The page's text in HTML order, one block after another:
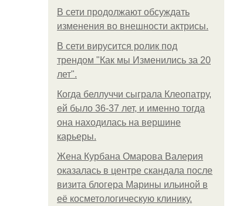
В сети продолжают обсуждать
изменения во внешности актрисы.
В сети вирусится ролик под
трендом "Как мы Изменились за 20
лет".
Когда беллуччи сыграла Клеопатру,
ей было 36-37 лет, и именно тогда
она находилась на вершине
карьеры.
Жена Курбана Омарова Валерия
оказалась в центре скандала после
визита блогера Марины ильиной в
её косметологическую клинику.